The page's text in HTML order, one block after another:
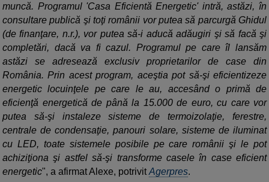
muncă. Programul 'Casa Eficientă Energetic' intră, astăzi, în
consultare publică şi toţi românii vor putea să parcurgă Ghidul
(de finanţare, n.r.), vor putea să-i aducă adăugiri şi să facă şi
completări, dacă va fi cazul. Programul pe care îl lansăm
astăzi se adresează exclusiv proprietarilor de case din
România. Prin acest program, aceştia pot să-şi eficientizeze
energetic locuinţele pe care le au, accesând o primă de
eficienţă energetică de până la 15.000 de euro, cu care vor
putea să-şi instaleze sisteme de termoizolaţie, ferestre,
centrale de condensaţie, panouri solare, sisteme de iluminat
cu LED, toate sistemele posibile pe care românii şi le pot
achiziţiona şi astfel să-şi transforme casele în case eficient
energetic", a afirmat Alexe, potrivitAgerpres.